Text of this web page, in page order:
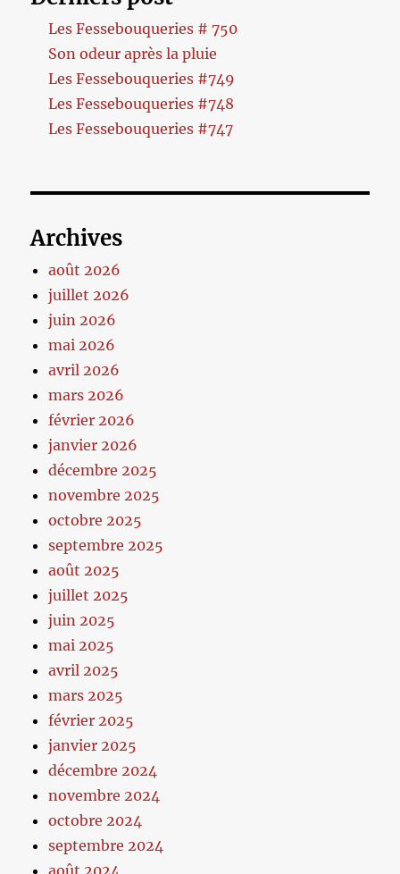
Les Fessebouqueries # 750
Son odeur après la pluie
Les Fessebouqueries #749
Les Fessebouqueries #748
Les Fessebouqueries #747
Archives
août 2026
juillet 2026
juin 2026
mai 2026
avril 2026
mars 2026
février 2026
janvier 2026
décembre 2025
novembre 2025
octobre 2025
septembre 2025
août 2025
juillet 2025
juin 2025
mai 2025
avril 2025
mars 2025
février 2025
janvier 2025
décembre 2024
novembre 2024
octobre 2024
septembre 2024
août 2024